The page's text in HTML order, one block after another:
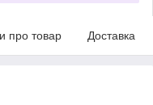
про товар Доставка